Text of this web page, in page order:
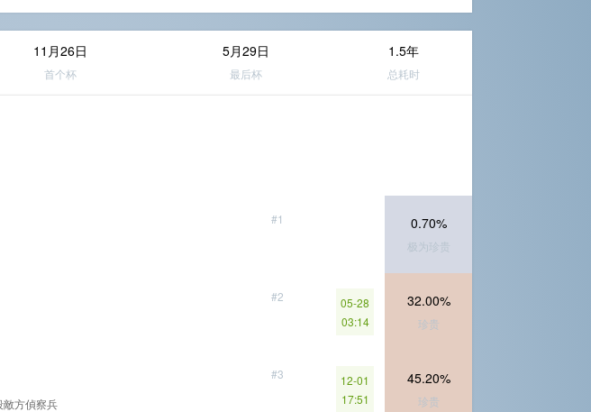
11月26日
首个杯
5月29日
最后杯
1.5年
总耗时
#1 0.70%
极为珍贵
#2
05-28
03:14
32.00%
珍贵
#3
敵方偵察兵
12-01
17:51
45.20%
珍贵